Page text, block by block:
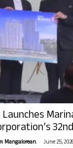
Mangalorean. - June 25,